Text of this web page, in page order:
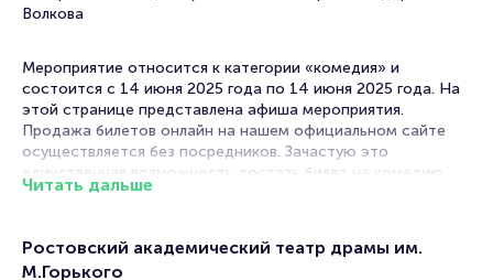
Волкова
Мероприятие относится к категории «комедия» и
состоится с 14 июня 2025 года по 14 июня 2025 года. На
этой странице представлена афиша мероприятия.
Продажа билетов онлайн на нашем официальном сайте
осуществляется без посредников. Зачастую это
единственная возможность достать билет на комедию.
Portalbilet – удобный и надежный сервис для покупки и
Читать дальше
Ростовский академический театр драмы им.
М.Горького